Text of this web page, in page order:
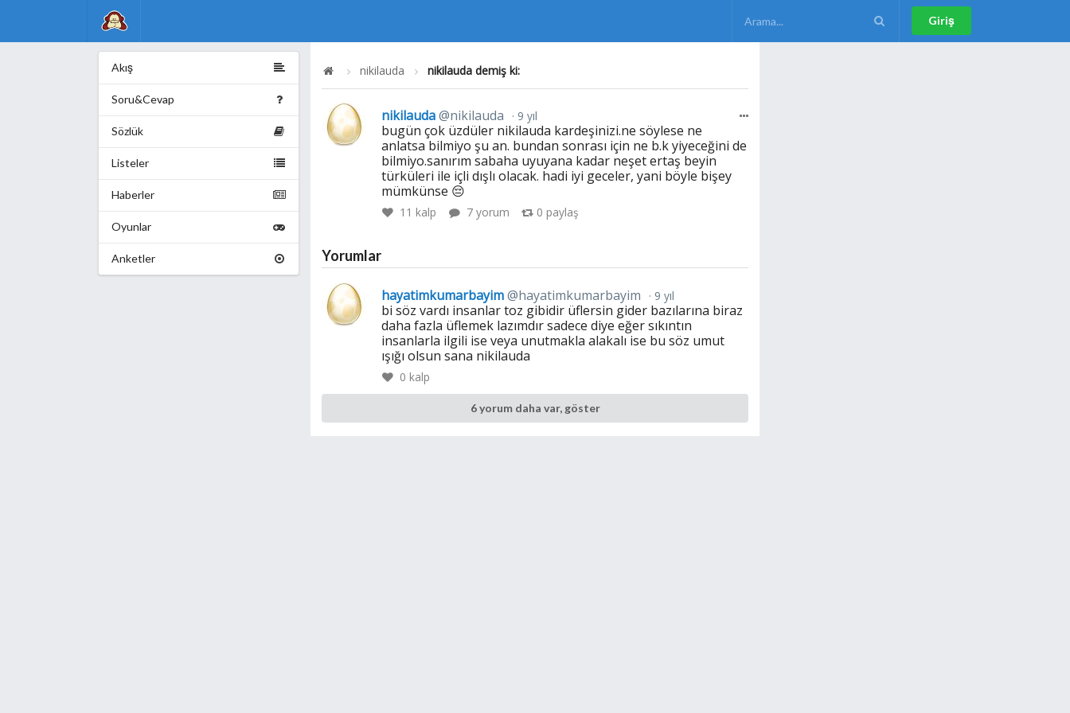
Akış
Soru&Cevap
Sözlük
Listeler
Haberler
Oyunlar
Anketler
nikilauda nikilauda demiş ki:
nikilauda@nikilauda 9 yıl
bugün çok üzdüler nikilauda kardeşinizi.ne söylese ne
anlatsa bilmiyo şu an. bundan sonrası için ne b.k yiyeceğini de
bilmiyo.sanırım sabaha uyuyana kadar neşet ertaş beyin
türküleri ile içli dışlı olacak. hadi iyi geceler, yani böyle bişey
mümkünse 😔
11 kalp 7 yorum 0 paylaş
Yorumlar
hayatimkumarbayim@hayatimkumarbayim 9 yıl
bi söz vardı insanlar toz gibidir üflersin gider bazılarına biraz
daha fazla üflemek lazımdır sadece diye eğer sıkıntın
insanlarla ilgili ise veya unutmakla alakalı ise bu söz umut
ışığı olsun sana nikilauda
0 kalp
6 yorum daha var, göster
Giriş